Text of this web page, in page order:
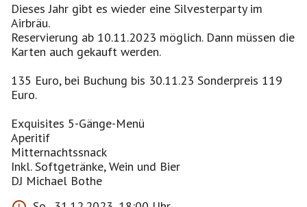
Dieses Jahr gibt es wieder eine Silvesterparty im
Airbräu.
Reservierung ab 10.11.2023 möglich. Dann müssen die
Karten auch gekauft werden.
135 Euro, bei Buchung bis 30.11.23 Sonderpreis 119
Euro.
Exquisites 5-Gänge-Menü
Aperitif
Mitternachtssnack
Inkl. Softgetränke, Wein und Bier
DJ Michael Bothe